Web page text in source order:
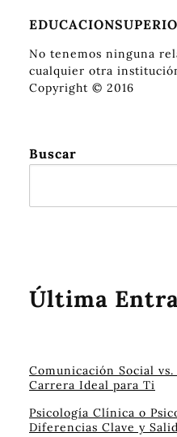
No tenemos ninguna
cualquier otra
Copyright © 2016
Buscar
Última
Comunicación Social
Carrera Ideal para Ti
Psicología Clínica o
Diferencias Clave y